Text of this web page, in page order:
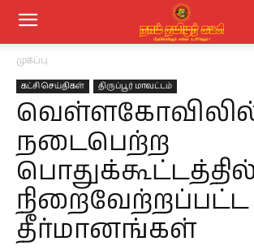
முகப்பு
கட்சி செய்திகள் திருப்பூர் மாவட்டம்
நடைபெற்ற
பொதுக்கூட்டத்தில்
நிறைவேற்றப்பட்ட
தீர்மானங்கள்